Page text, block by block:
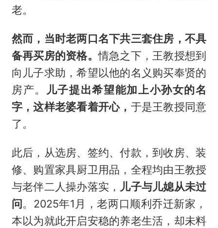
老。
然而， 当时老两口名下共三套住房，不具
备再买房的资格。情急之下，王教授想到
向儿子求助，希望以他的名义购买奉贤的
房产。 儿子提出希望能加上小孙女的名
字，这样老婆看着开心， 于是王教授同意
了。
此后，从选房、签约、付款，到收房、装
修、购置家具厨卫用品，全程均由王教授
与老伴二人操办落实， 儿子与儿媳从未过
问。2025年1月，老两口顺利乔迁新家，
本以为就此开启安稳的养老生活，却未料